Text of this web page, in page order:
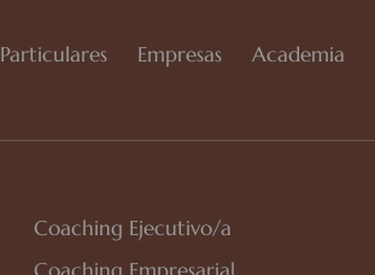
Particulares Empresas Academia
Coaching Ejecutivo/a